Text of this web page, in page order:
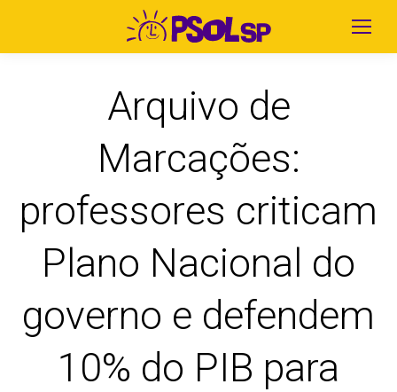
Arquivo de
Marcações:
professores criticam
Plano Nacional do
governo e defendem
10% do PIB para